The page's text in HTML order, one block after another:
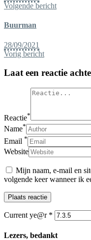
Volgende bericht
Buurman
28/09/2021
Vorig bericht
Laat een reactie
Reactie*
Name*
Email *
Website
Mijn naam, e-mail en
volgende keer wanneer ik
Current ye@r *
Lezers, bedankt